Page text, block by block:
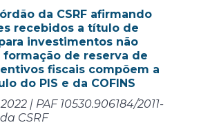
da CSRF afirmando
recebidos a título de
investimentos não
formação de reserva de
fiscais compõem a
do PIS e da COFINS
| PAF 10530.906184/2011-
CSRF